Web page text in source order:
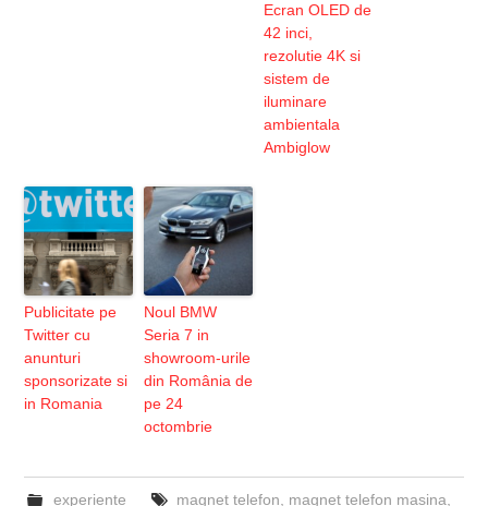
Ecran OLED de
42 inci,
rezolutie 4K si
sistem de
iluminare
ambientala
Ambiglow
Publicitate pe
Twitter cu
anunturi
sponsorizate si
in Romania
Noul BMW
Seria 7 in
showroom-urile
din România de
pe 24
octombrie
experiente magnet telefon magnet telefon masina